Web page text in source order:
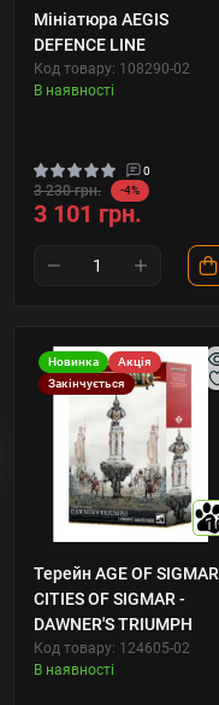
Мініатюра AEGIS
DEFENCE LINE
Код товару: 108290-02
В наявності
0
3 230 грн. -4%
3 101 грн.
Новинка
Акція
Закінчується
Терейн AGE OF
CITIES OF SIGMAR -
DAWNER'S TRIUMPH
Код товару: 124605-02
В наявності